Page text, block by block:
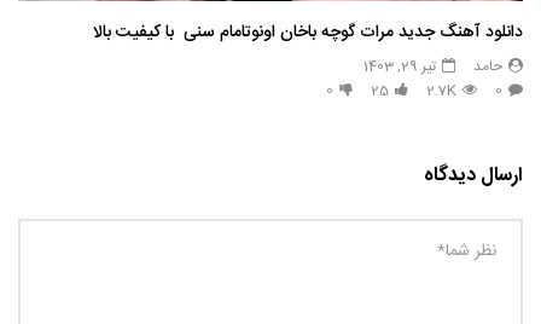
دانلود آهنگ جدید مرات گوچه باخان اونوتامام سنی با کیفیت بالا
حامد
تیر 29, 1403
0
2.7K
25
0
ارسال دیدگاه